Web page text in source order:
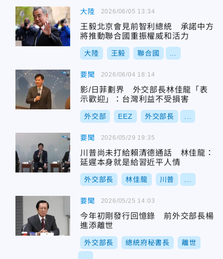
大陸
王毅北京會見前智利總統 承諾中方
將推動聯合國重振權威和活力
大陸 王毅 聯合國
2026/06/05 13:34
要聞
影/日菲劃界 外交部長林佳龍「表
示歡迎」：台灣利益不受損害
外交部 EEZ 外交部長
2026/06/04 18:14
要聞
川普尚未打給賴清德通話 林佳龍：
延遲本身就是給習近平人情
外交部長 林佳龍 川普
2026/05/29 19:35
要聞
今年初剛發行回憶錄 前外交部長楊
進添離世
外交部長 總統府秘書長 離世
2026/05/25 14:03